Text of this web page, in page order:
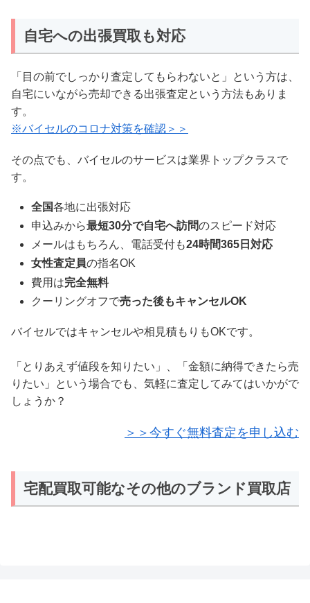
自宅への出張買取も対応
「目の前でしっかり査定してもらわないと」という方は、
自宅にいながら売却できる出張査定という方法もありま
す。
※バイセルのコロナ対策を確認＞＞
その点でも、バイセルのサービスは業界トップクラスで
す。
全国各地に出張対応
申込みから最短30分で自宅へ訪問のスピード対応
メールはもちろん、電話受付も24時間365日対応
女性査定員の指名OK
費用は完全無料
クーリングオフで売った後もキャンセルOK
バイセルではキャンセルや相見積もりもOKです。
「とりあえず値段を知りたい」、「金額に納得できたら売
りたい」という場合でも、気軽に査定してみてはいかがで
しょうか？
＞＞今すぐ無料査定を申し込む
宅配買取可能なその他のブランド買取店